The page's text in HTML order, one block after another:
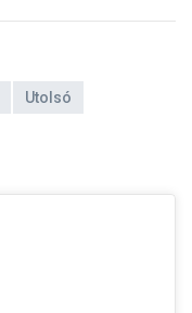
Utolsó